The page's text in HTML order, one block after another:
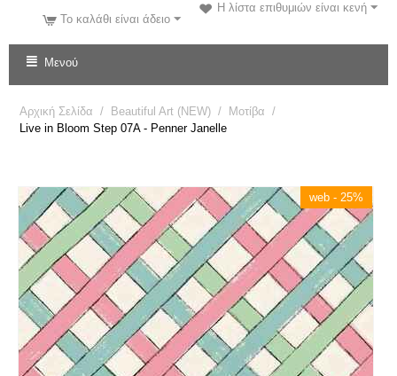
Η λίστα επιθυμιών είναι κενή
Το καλάθι είναι άδειο
Μενού
Αρχική Σελίδα / Beautiful Art (NEW) / Μοτίβα /
Live in Bloom Step 07A - Penner Janelle
web - 25%